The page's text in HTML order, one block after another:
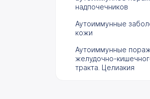
надпочечников
Аутоиммунные
кожи
Аутоиммунные
желудочно-
тракта. Целиакия